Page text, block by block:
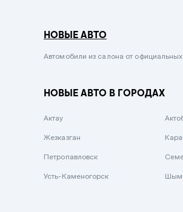
Сиреневый металлик
Вишневый
НОВЫЕ АВТО
Автомобили из салона от
НОВЫЕ АВТО В ГОРОДАХ
Актау
Жезказган
Петропавловск
Усть-Каменогорск